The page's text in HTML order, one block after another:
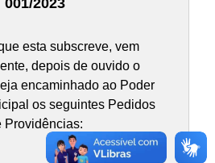
esta subscreve, vem
depois de ouvido o
encaminhado ao Poder
os seguintes Pedidos
Providências: